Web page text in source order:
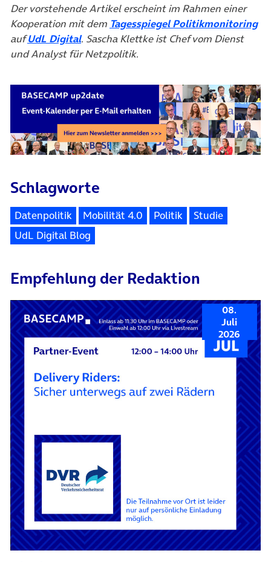
Der vorstehende Artikel erscheint im Rahmen einer
Kooperation mit dem Tagesspiegel Politikmonitoring
aufUdL Digital(öffnet in neuem Tab)
. Sascha Klettke ist Chef vom Dienst
und Analyst für Netzpolitik.
Schlagworte
Datenpolitik Mobilität 4.0 Politik
Studie
UdL Digital Blog
Empfehlung der Redaktion
08.
Juli
2026